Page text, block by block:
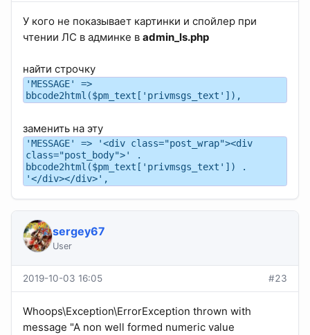
У кого не показывает картинки и спойлер при
чтении ЛС в админке в admin_ls.php
найти строчку
'MESSAGE' =>
bbcode2html($pm_text['privmsgs_text']),
заменить на эту
'MESSAGE' => '<div class="post_wrap"><div
class="post_body">' .
bbcode2html($pm_text['privmsgs_text']) .
'</div></div>',
sergey67
User
2019-10-03 16:05 #23
Whoops\Exception\ErrorException thrown with
message "A non well formed numeric value